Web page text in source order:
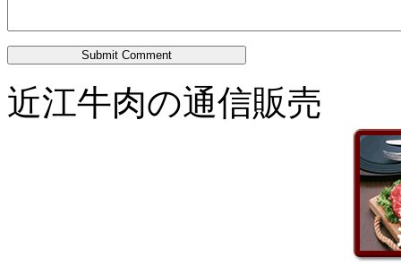
Submit Comment
近江牛肉の通信販売